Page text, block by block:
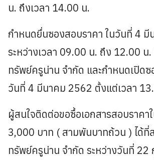
น. ถึงเวลา 14.00 น.
กำหนดยื่นซองสอบราคา ในวันที่ 4
ระหว่างเวลา 09.00 น. ถึง 12.00
ทรัพย์ครูน่าน จำกัด และกำหนดเปิดซ
วันที่ 4 มีนาคม 2562 ตั้งแต่เวลา
ผู้สนใจติดต่อขอซื้อเอกสารสอบราคา
3,000 บาท ( สามพันบาทถ้วน ) ได้
ทรัพย์ครูน่าน จำกัด ระหว่างวันที่